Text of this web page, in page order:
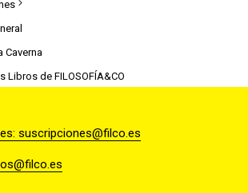
Caverna
Libros de FILOSOFÍA&CO
suscripciones@filco.es